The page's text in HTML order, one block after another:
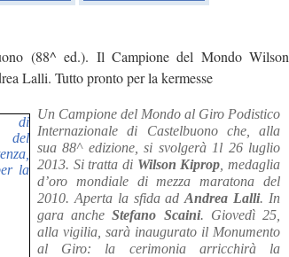
(88^ ed.). Il Campione del Mondo Wilson
Lalli. Tutto pronto per la kermesse
Un Campione del Mondo al Giro Podistico
Internazionale di Castelbuono che, alla
sua 88^ edizione, si svolgerà 1l 26 luglio
2013. Si tratta di Wilson Kiprop , medaglia
d’oro mondiale di mezza maratona del
2010. Aperta la sfida adAndrea Lalli. In
gara ancheStefano Scaini. Giovedì 25,
alla vigilia, sarà inaugurato il Monumento
al Giro: la cerimonia arricchirà la